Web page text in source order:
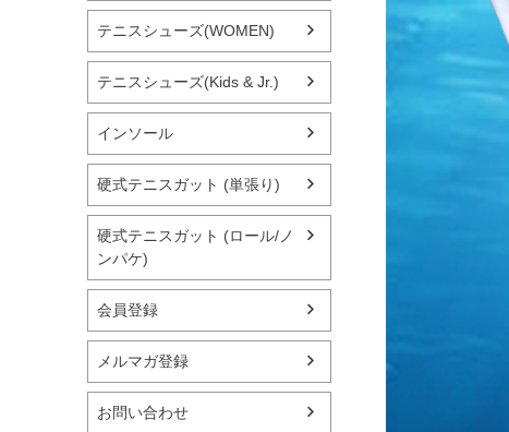
テニスシューズ(WOMEN)
テニスシューズ(Kids & Jr.)
インソール
硬式テニスガット (単張り)
硬式テニスガット (ロール/ノ
ンパケ)
会員登録
メルマガ登録
お問い合わせ